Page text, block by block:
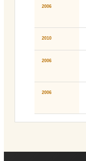
2006
2010
2006
2006